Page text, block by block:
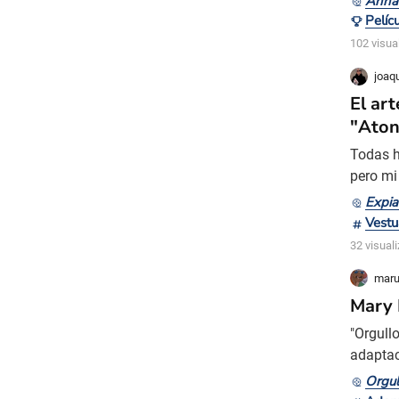
102
El
Todas
pero
de Joe
32
Mary
1995 y